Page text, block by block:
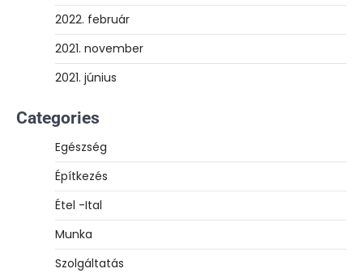
2022. február
2021. november
2021. június
Categories
Egészség
Építkezés
Étel -Ital
Munka
Szolgáltatás